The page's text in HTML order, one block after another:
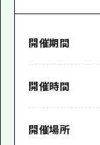
開催期間
開催時間
開催場所